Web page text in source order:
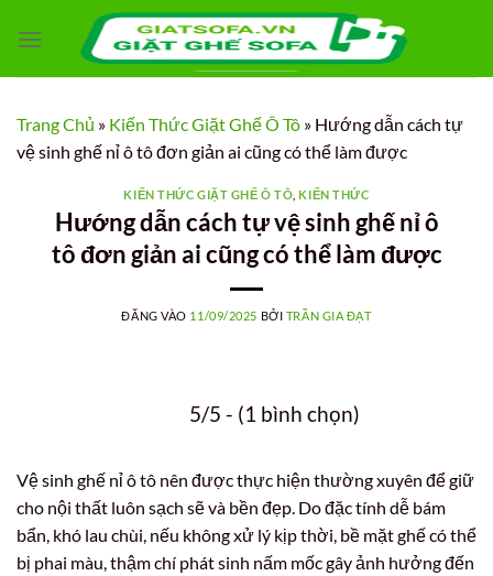
qua
Trang Chủ » Kiến Thức Giặt Ghế Ô Tô » Hướng dẫn cách tự
vệ sinh ghế nỉ ô tô đơn giản ai cũng có thể làm được
KIẾN THỨC GIẶT GHẾ Ô TÔ ,KIẾN THỨC
Hướng dẫn cách tự vệ sinh ghế nỉ ô
tô đơn giản ai cũng có thể làm được
ĐĂNG VÀO 11/09/2025 BỞI TRẦN GIA ĐẠT
5/5 - (1 bình chọn)
Vệ sinh ghế nỉ ô tô nên được thực hiện thường xuyên để giữ
cho nội thất luôn sạch sẽ và bền đẹp. Do đặc tính dễ bám
bẩn, khó lau chùi, nếu không xử lý kịp thời, bề mặt ghế có thể
bị phai màu, thậm chí phát sinh nấm mốc gây ảnh hưởng đến